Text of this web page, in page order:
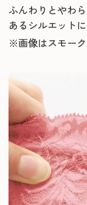
ふんわりとやわ
あるシルエットに
※画像はスモー